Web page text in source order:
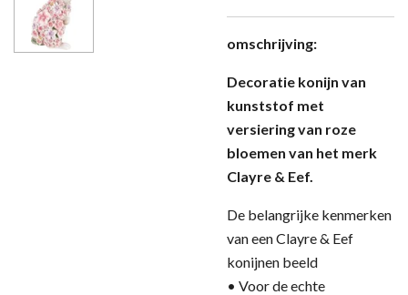
omschrijving:
Decoratie konijn van
kunststof met
versiering van roze
bloemen van het merk
Clayre & Eef.
De belangrijke kenmerken
van een Clayre & Eef
konijnen beeld
• Voor de echte